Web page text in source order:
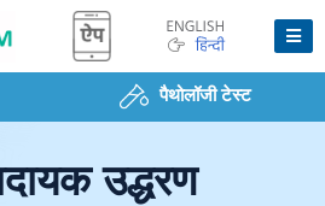
पैथोलॉजी टेस्ट
उद्धरण